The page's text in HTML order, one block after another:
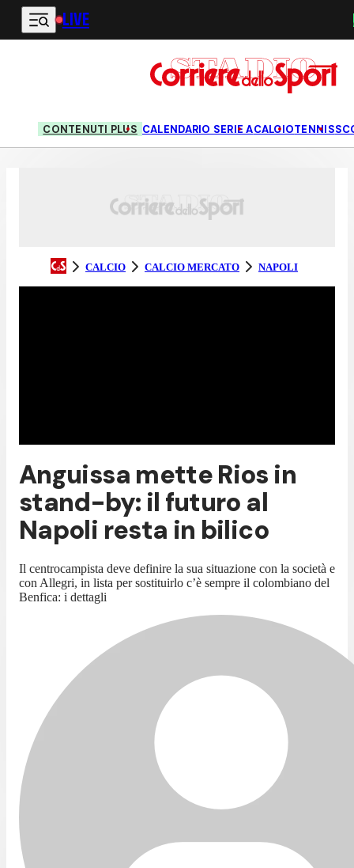
Vai al contenuto principale
LIVE
CONTENUTI PLUS CALENDARIO SERIE ACALCIOTENNIS
CALCIO CALCIO MERCATO NAPOLI
Anguissa mette Rios in
stand-by: il futuro al
Napoli resta in bilico
Il centrocampista deve definire la sua situazione con la società e
con Allegri, in lista per sostituirlo c’è sempre il colombiano del
Benfica: i dettagli